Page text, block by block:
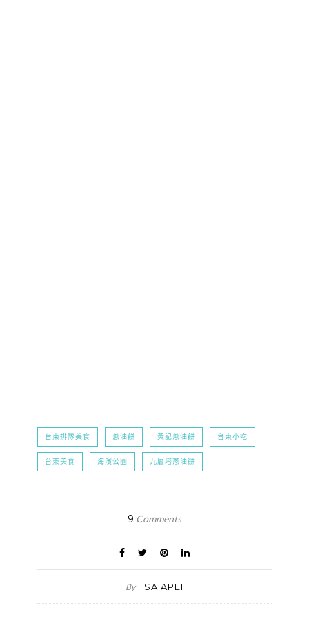
台東排隊美食 蔥油餅 黃記蔥油餅 台東小吃
台東美食 海濱公園 九層塔蔥油餅
9 Comments
By TSAIAPEI